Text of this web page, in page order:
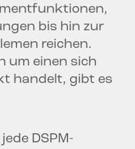
bis hin zur
reichen.
um einen sich
handelt, gibt es
DSPM-